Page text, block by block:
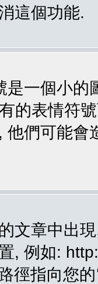
這個功能.
是一個小
的表情符
他們可能
文章中出
, 例如:
徑指向您